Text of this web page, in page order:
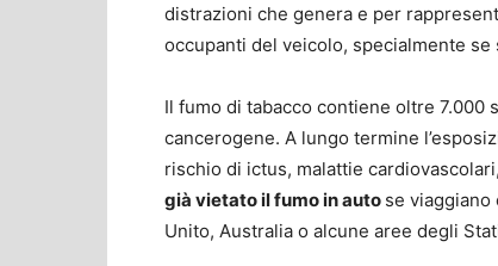
distrazioni che genera e per
occupanti del veicolo, specialmente se
Il fumo di tabacco contiene oltre 7.000
cancerogene. A lungo termine
rischio di ictus, malattie
già vietato il fumo in auto se viaggiano
Unito, Australia o alcune aree degli